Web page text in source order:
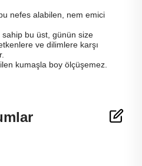
nefes alabilen, nem emici
bu üst, günün size
ve dilimlere karşı
kumaşla boy ölçüşemez.